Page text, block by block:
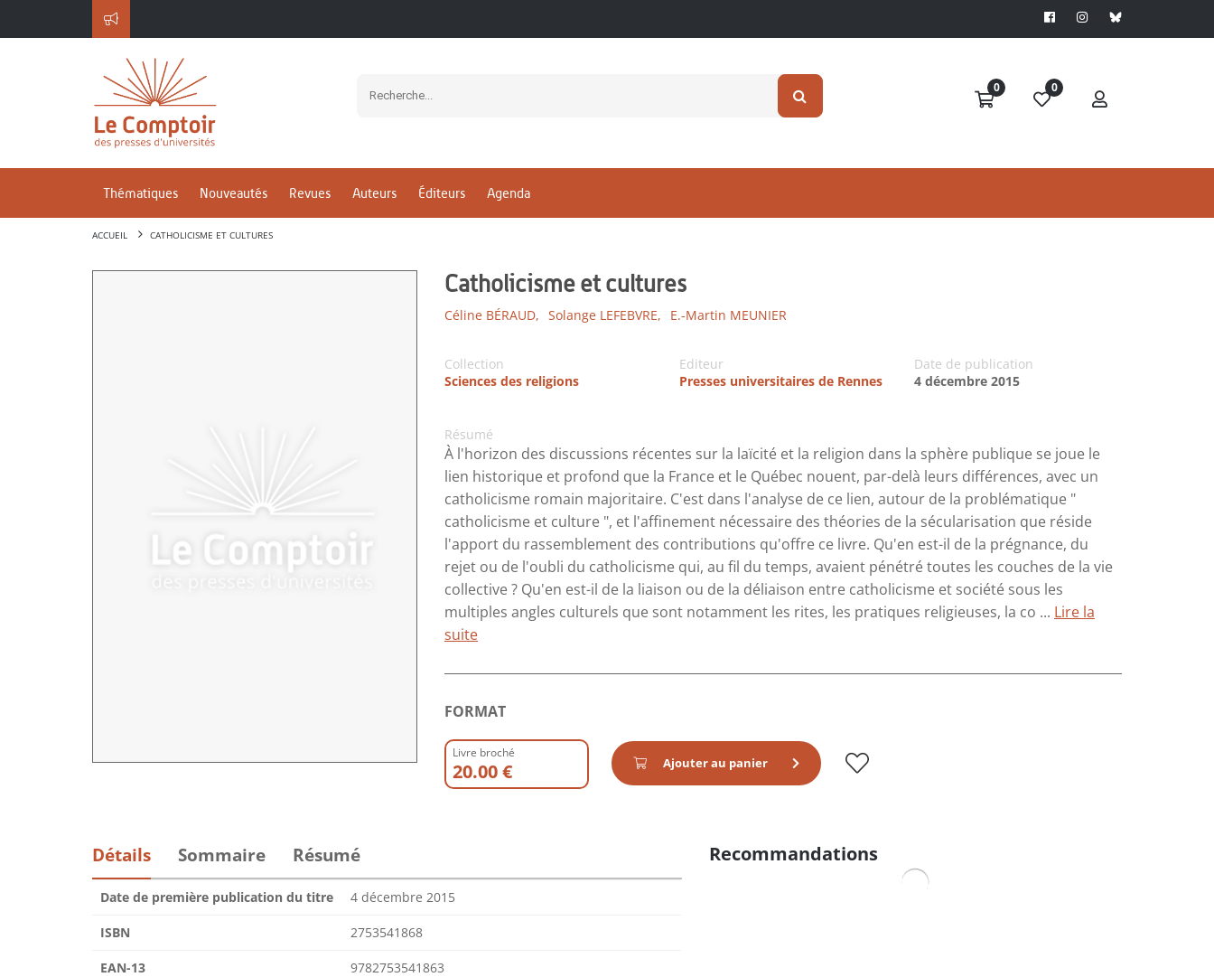
0 0
Thématiques Nouveautés Revues Auteurs Éditeurs Agenda
ACCUEIL CATHOLICISME ET CULTURES
Catholicisme et cultures
Céline BÉRAUD, Solange LEFEBVRE, E.-Martin MEUNIER
Collection
Sciences des religions
Editeur
Presses universitaires de Rennes
Date de publication
4 décembre 2015
Résumé
À l'horizon des discussions récentes sur la laïcité et la religion dans la sphère publique se joue le
lien historique et profond que la France et le Québec nouent, par-delà leurs différences, avec un
catholicisme romain majoritaire. C'est dans l'analyse de ce lien, autour de la problématique "
catholicisme et culture ", et l'affinement nécessaire des théories de la sécularisation que réside
l'apport du rassemblement des contributions qu'offre ce livre. Qu'en est-il de la prégnance, du
rejet ou de l'oubli du catholicisme qui, au fil du temps, avaient pénétré toutes les couches de la vie
collective ? Qu'en est-il de la liaison ou de la déliaison entre catholicisme et société sous les
multiples angles culturels que sont notamment les rites, les pratiques religieuses, la co ... Lire la
suite
FORMAT
Livre broché
20.00 € Ajouter au panier
Détails Sommaire Résumé
Date de première publication du titre 4 décembre 2015
ISBN 2753541868
EAN-13 9782753541863
Recommandations